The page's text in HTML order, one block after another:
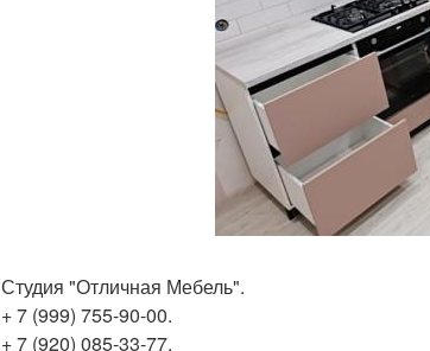
Студия "Отличная Мебель".
+ 7 (999) 755-90-00.
+ 7 (920) 085-33-77.